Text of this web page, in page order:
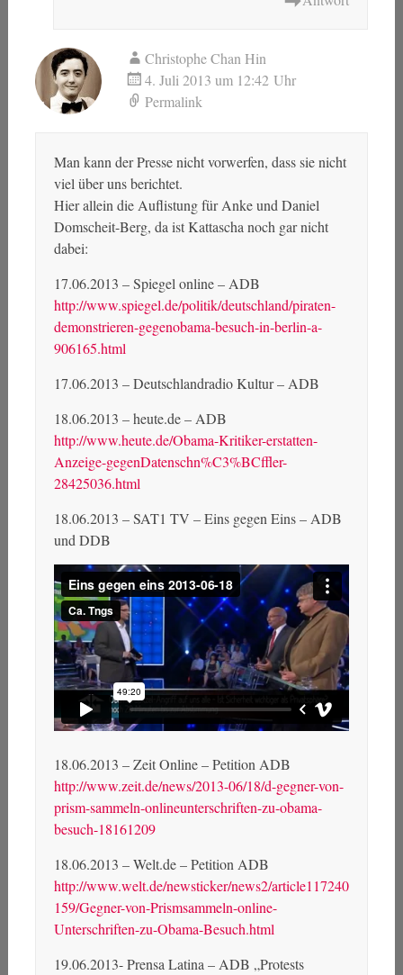
Christophe Chan Hin
4. Juli 2013 um 12:42 Uhr
Permalink
Man kann der Presse nicht vorwerfen, dass sie nicht
viel über uns berichtet.
Hier allein die Auflistung für Anke und Daniel
Domscheit-Berg, da ist Kattascha noch gar nicht
dabei:
17.06.2013 – Spiegel online – ADB
http://www.spiegel.de/politik/deutschland/piraten-
demonstrieren-gegenobama-besuch-in-berlin-a-
906165.html
17.06.2013 – Deutschlandradio Kultur – ADB
18.06.2013 – heute.de – ADB
http://www.heute.de/Obama-Kritiker-erstatten-
Anzeige-gegenDatenschn%C3%BCffler-
28425036.html
18.06.2013 – SAT1 TV – Eins gegen Eins – ADB
und DDB
18.06.2013 – Zeit Online – Petition ADB
http://www.zeit.de/news/2013-06/18/d-gegner-von-
prism-sammeln-onlineunterschriften-zu-obama-
besuch-18161209
18.06.2013 – Welt.de – Petition ADB
http://www.welt.de/newsticker/news2/article117240
159/Gegner-von-Prismsammeln-online-
Unterschriften-zu-Obama-Besuch.html
19.06.2013- Prensa Latina – ADB „Protests